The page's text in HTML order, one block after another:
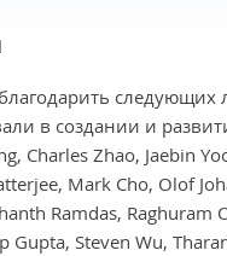
следующих
в создании и
Charles Zhao, Jaebin
Mark Cho, Olof
Ramdas, Raghuram
Gupta, Steven Wu,